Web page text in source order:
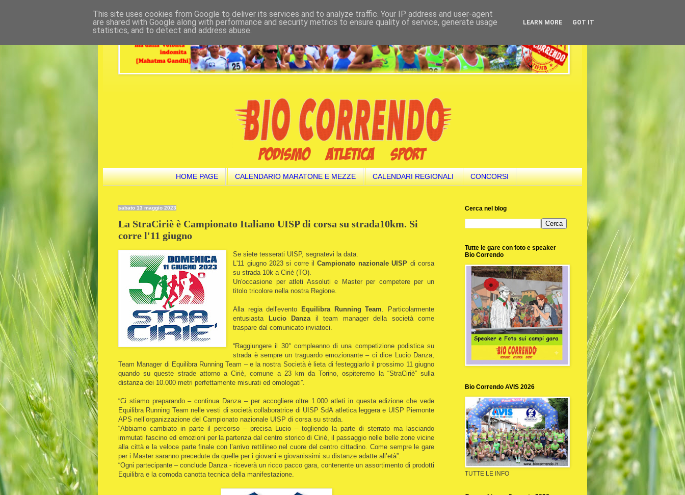
HOME PAGE CALENDARIO MARATONE E MEZZE CALENDARI REGIONALI CONCORSI
sabato 13 maggio 2023
La StraCiriè è Campionato Italiano UISP di corsa su strada10km. Si
corre l'11 giugno
Se siete tesserati UISP, segnatevi la data.
L'11 giugno 2023 si corre il
Campionato nazionale UISP di corsa
su strada 10k a Ciriè (TO).
Un'occasione per atleti Assoluti e Master per competere per un
titolo tricolore nella nostra Regione.
Alla regia dell'evento Equilibra Running Team . Particolarmente
entusiasta
Lucio Danza il team manager della società come
traspare dal comunicato inviatoci.
“Raggiungere il 30° compleanno di una competizione podistica su
strada è sempre un traguardo emozionante – ci dice Lucio Danza,
Team Manager di Equilibra Running Team – e la nostra Società è lieta di festeggiarlo il prossimo 11 giugno
quando su queste strade attorno a Ciriè, comune a 23 km da Torino, ospiteremo la “StraCiriè” sulla
distanza dei 10.000 metri perfettamente misurati ed omologati”.
“Ci stiamo preparando – continua Danza – per accogliere oltre 1.000 atleti in questa edizione che vede
Equilibra Running Team nelle vesti di società collaboratrice di UISP SdA atletica leggera e UISP Piemonte
APS nell’organizzazione del Campionato nazionale UISP di corsa su strada.
“Abbiamo cambiato in parte il percorso – precisa Lucio – togliendo la parte di sterrato ma lasciando
immutati fascino ed emozioni per la partenza dal centro storico di Ciriè, il passaggio nelle belle zone vicine
alla città e la veloce parte finale con l’arrivo rettilineo nel cuore del centro cittadino. Come sempre le gare
per i Master saranno precedute da quelle per i giovani e giovanissimi su distanze adatte all’età”.
“Ogni partecipante – conclude Danza - riceverà un ricco pacco gara, contenente un assortimento di prodotti
Equilibra e la comoda canotta tecnica della manifestazione.
Cerca nel blog
Tutte le gare con foto e speaker
Bio Correndo
Bio Correndo AVIS 2026
TUTTE LE INFO
This site uses cookies from Google to deliver its services and to analyze traffic. Your IP address and user-agent
are shared with Google along with performance and security metrics to ensure quality of service, generate usage
statistics, and to detect and address abuse.
LEARN MORE GOT IT